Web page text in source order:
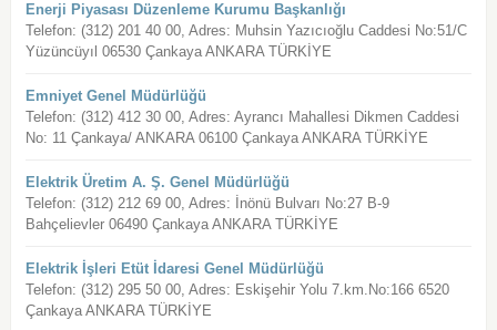
Enerji Piyasası Düzenleme Kurumu Başkanlığı
Telefon: (312) 201 40 00, Adres: Muhsin Yazıcıoğlu Caddesi No:51/C
Yüzüncüyıl 06530 Çankaya ANKARA TÜRKİYE
Emniyet Genel Müdürlüğü
Telefon: (312) 412 30 00, Adres: Ayrancı Mahallesi Dikmen Caddesi
No: 11 Çankaya/ ANKARA 06100 Çankaya ANKARA TÜRKİYE
Elektrik Üretim A. Ş. Genel Müdürlüğü
Telefon: (312) 212 69 00, Adres: İnönü Bulvarı No:27 B-9
Bahçelievler 06490 Çankaya ANKARA TÜRKİYE
Elektrik İşleri Etüt İdaresi Genel Müdürlüğü
Telefon: (312) 295 50 00, Adres: Eskişehir Yolu 7.km.No:166 6520
Çankaya ANKARA TÜRKİYE